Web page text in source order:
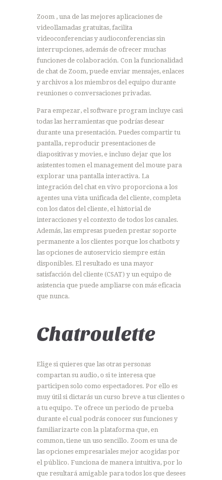
Zoom , una de las mejores aplicaciones de
videollamadas gratuitas, facilita
videoconferencias y audioconferencias sin
interrupciones, además de ofrecer muchas
funciones de colaboración. Con la funcionalidad
de chat de Zoom, puede enviar mensajes, enlaces
y archivos a los miembros del equipo durante
reuniones o conversaciones privadas.
Para empezar, el software program incluye casi
todas las herramientas que podrías desear
durante una presentación. Puedes compartir tu
pantalla, reproducir presentaciones de
diapositivas y movies, e incluso dejar que los
asistentes tomen el management del mouse para
explorar una pantalla interactiva. La
integración del chat en vivo proporciona a los
agentes una vista unificada del cliente, completa
con los datos del cliente, el historial de
interacciones y el contexto de todos los canales.
Además, las empresas pueden prestar soporte
permanente a los clientes porque los chatbots y
las opciones de autoservicio siempre están
disponibles. El resultado es una mayor
satisfacción del cliente (CSAT) y un equipo de
asistencia que puede ampliarse con más eficacia
que nunca.
Chatroulette
Elige si quieres que las otras personas
compartan su audio, o si te interesa que
participen solo como espectadores. Por ello es
muy útil si dictarás un curso breve a tus clientes o
a tu equipo. Te ofrece un periodo de prueba
durante el cual podrás conocer sus funciones y
familiarizarte con la plataforma que, en
common, tiene un uso sencillo. Zoom es una de
las opciones empresariales mejor acogidas por
el público. Funciona de manera intuitiva, por lo
que resultará amigable para todos los que desees